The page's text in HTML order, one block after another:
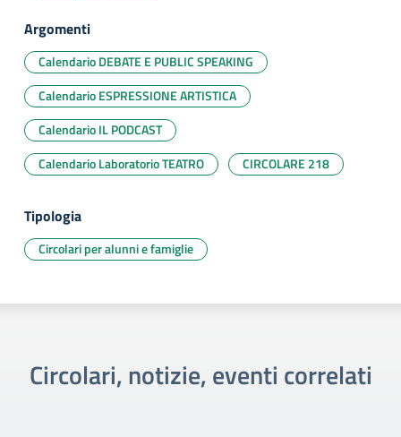
Argomenti
Calendario DEBATE E PUBLIC SPEAKING
Calendario ESPRESSIONE ARTISTICA
Calendario IL PODCAST
Calendario Laboratorio TEATRO
CIRCOLARE 218
Tipologia
Circolari per alunni e famiglie
Circolari, notizie, eventi correlati